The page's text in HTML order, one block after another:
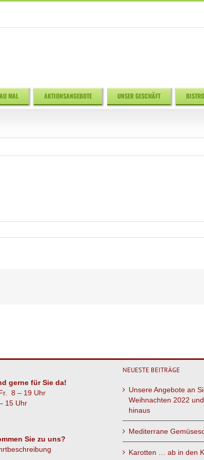
MAL AKTIONSANGEBOTE UNSER GESCHÄFT
gerne für Sie da!
8 – 19 Uhr
15 Uhr
Sie zu uns?
NEUESTE BEITRÄGE
Unsere Angebote an
Weihnachten 2022
hinaus
Mediterrane
Karotten … ab in den